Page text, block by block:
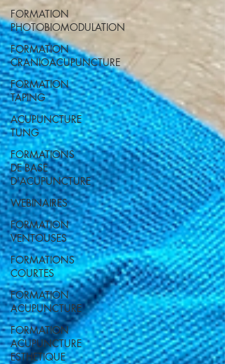
FORMATION
PHOTOBIOMODULATION
FORMATION
CRANIOACUPUNCTURE
FORMATION
TAPING
ACUPUNCTURE
TUNG
FORMATIONS
DE BASE
D'ACUPUNCTURE
WEBINAIRES
FORMATION
VENTOUSES
FORMATIONS
COURTES
FORMATION
ACUPUNCTURE
FORMATION
ACUPUNCTURE
ESTHETIQUE